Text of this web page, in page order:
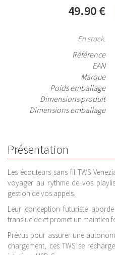
49.90 €
En stock.
Référence
EAN
Marque
Poids emballage
Dimensions produit
Dimensions emballage
Présentation
Les écouteurs sans fil TWS
voyager au rythme de vos
gestion de vos appels.
Leur conception futuriste
translucide et promet un maintien
Prévus pour assurer une
chargement, ces TWS se